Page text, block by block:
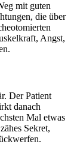
mit guten
die über
Angst,
Der Patient
danach
Mal etwas
Sekret,